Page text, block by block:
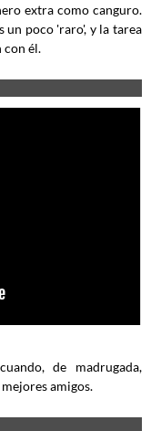
extra como canguro.
un poco 'raro', y la tarea
con él.
de madrugada,
amigos.